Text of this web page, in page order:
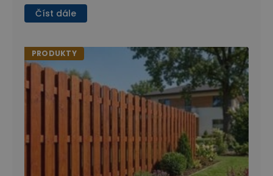
Číst dále
PRODUKTY